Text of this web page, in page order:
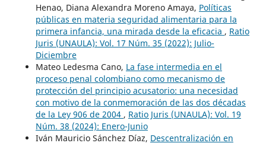
Henao, Diana Alexandra Moreno Amaya, Políticas
públicas en materia seguridad alimentaria para la
primera infancia, una mirada desde la eficacia , Ratio
Juris (UNAULA): Vol. 17 Núm. 35 (2022): Julio-
Diciembre
Mateo Ledesma Cano, La fase intermedia en el
proceso penal colombiano como mecanismo de
protección del principio acusatorio: una necesidad
con motivo de la conmemoración de las dos décadas
de la Ley 906 de 2004 , Ratio Juris (UNAULA): Vol. 19
Núm. 38 (2024): Enero-Junio
Iván Mauricio Sánchez Díaz, Descentralización en